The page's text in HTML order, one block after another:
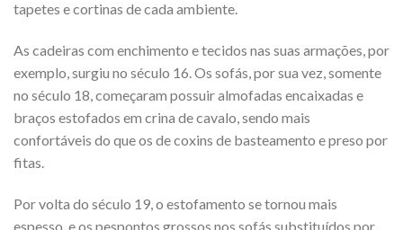
tapetes e cortinas de cada ambiente.
As cadeiras com enchimento e tecidos nas suas armações, por
exemplo, surgiu no século 16. Os sofás, por sua vez, somente
no século 18, começaram possuir almofadas encaixadas e
braços estofados em crina de cavalo, sendo mais
confortáveis do que os de coxins de basteamento e preso por
fitas.
Por volta do século 19, o estofamento se tornou mais
espesso, e os pespontos grossos nos sofás substituídos por